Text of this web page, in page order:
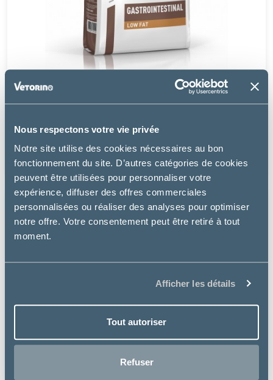
Nous respectons votre vie privée
Notre site utilise des cookies nécessaires au bon
fonctionnement du site. D’autres catégories de cookies
peuvent être utilisées pour personnaliser votre
expérience, diffuser des offres commerciales
personnalisées ou réaliser des analyses pour optimiser
notre offre. Votre consentement peut être retiré à tout
moment.
Afficher les détails
Tout autoriser
Refuser
à partir de
21.99€